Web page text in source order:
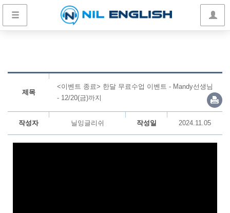
제목
<이벤트 종료> 한달 무료수업 이벤트 - Mandy선생님
- 12/20(금)까지
작성자 닐잉글리쉬 작성일 2024.11.05